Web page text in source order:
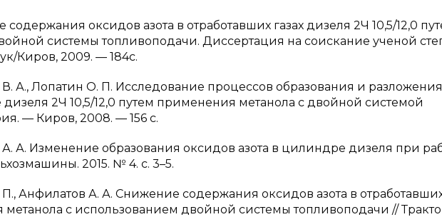
оксидов азота в отработавших газах дизеля 2Ч 10,5/12,0
системы топливоподачи. Диссертация на соискание ученой
Киров, 2009. — 184с.
А., Лопатин О. П. Исследование процессов образования и разложения
2Ч 10,5/12,0 путем применения метанола с двойной системой
— Киров, 2008. — 156 с.
А. Изменение образования оксидов азота в цилиндре дизеля при
2015. № 4. с. 3–5.
Анфилатов А. А. Снижение содержания оксидов азота в отработавших
с использованием двойной системы топливоподачи //